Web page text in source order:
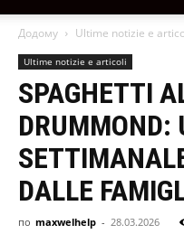
Додому Ultime notizie e
Ultime notizie e articoli
SPAGHETTI
DRUMMOND:
DALLE
по maxwelhelp - 28.03.2026